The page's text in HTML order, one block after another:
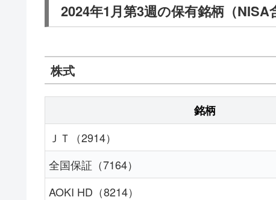
2024年1月第3週の保有銘柄（NISA
株式
銘柄
ＪＴ（2914）
全国保証（7164）
AOKI HD（8214）